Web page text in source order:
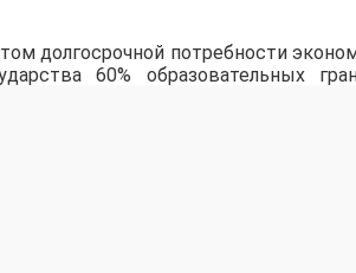
долгосрочной потребности
60% образовательных